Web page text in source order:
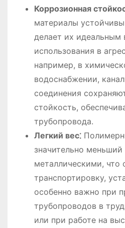
Коррозионная
материалы
делает их идеальным
использования в
например, в
водоснабжении,
соединения
стойкость,
трубопровода.
Легкий вес⁚
значительно
металлическими, что
транспортировку,
особенно важно при
трубопроводов в
или при работе на